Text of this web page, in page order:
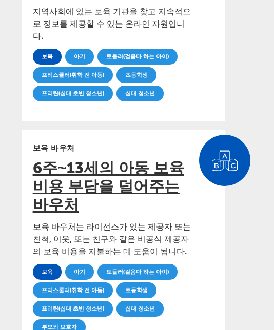
지역사회에 있는 보육 기관을 찾고 지속적으
로 정보를 제공할 수 있는 온라인 자원입니
다.
보육 아기 토들러(걸음마 하는 아이)
프리스쿨러(취학 전 아동) 초등학생
프리틴(십대 초반 청소년) 십대 청소년
보육 바우처
6주~13세의 아동 보육
비용 부담을 덜어주는
바우처
보육 바우처는 라이선스가 있는 제공자 또는
친척, 이웃, 또는 친구와 같은 비공식 제공자
의 보육 비용을 지불하는 데 도움이 됩니다.
보육 아기 토들러(걸음마 하는 아이)
프리스쿨러(취학 전 아동) 초등학생
프리틴(십대 초반 청소년) 십대 청소년
부모와 보호자